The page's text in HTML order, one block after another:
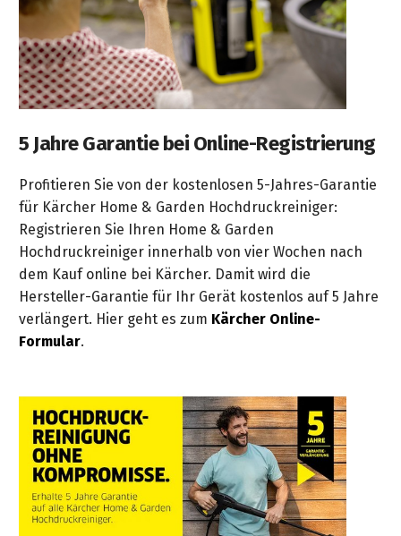
5 Jahre Garantie bei Online-Registrierung
Profitieren Sie von der kostenlosen 5-Jahres-Garantie
für Kärcher Home & Garden Hochdruckreiniger:
Registrieren Sie Ihren Home & Garden
Hochdruckreiniger innerhalb von vier Wochen nach
dem Kauf online bei Kärcher. Damit wird die
Hersteller-Garantie für Ihr Gerät kostenlos auf 5 Jahre
verlängert. Hier geht es zum Kärcher Online-
Formular.